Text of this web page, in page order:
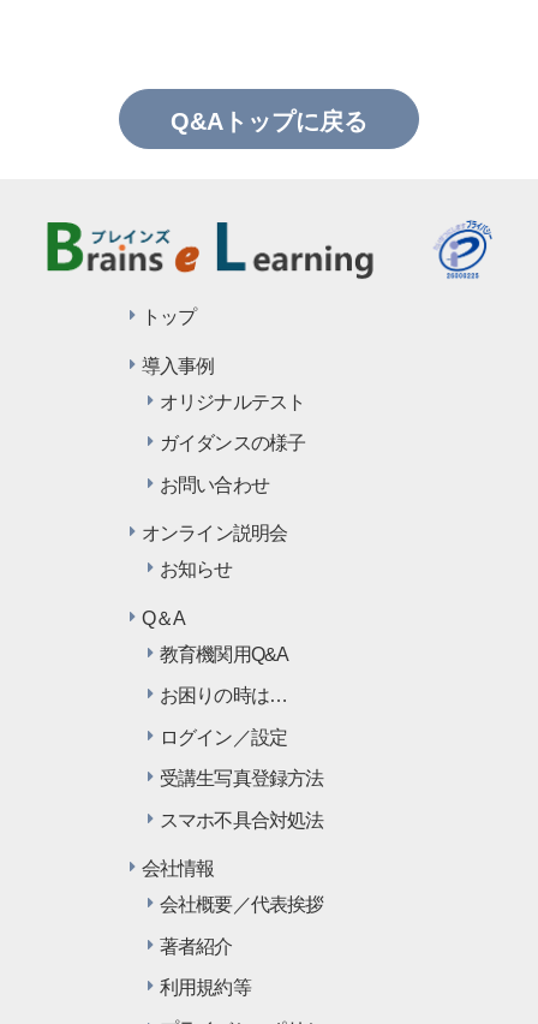
Q&Aトップに戻る
トップ
導入事例
オリジナルテスト
ガイダンスの様子
お問い合わせ
オンライン説明会
お知らせ
Q＆A
教育機関用Q&A
お困りの時は…
ログイン／設定
受講生写真登録方法
スマホ不具合対処法
会社情報
会社概要／代表挨拶
著者紹介
利用規約等